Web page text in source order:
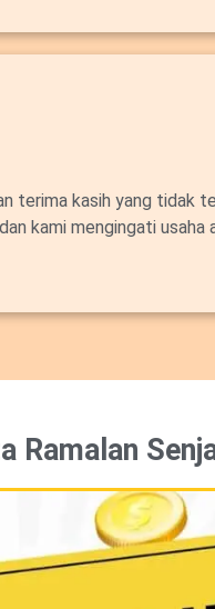
terima kasih yang tidak
kami mengingati usaha
Ramalan